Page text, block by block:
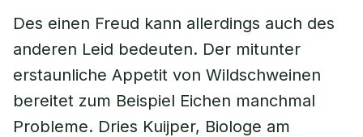
Des einen Freud kann allerdings auch des
anderen Leid bedeuten. Der mitunter
erstaunliche Appetit von Wildschweinen
bereitet zum Beispiel Eichen manchmal
Probleme. Dries Kuijper, Biologe am